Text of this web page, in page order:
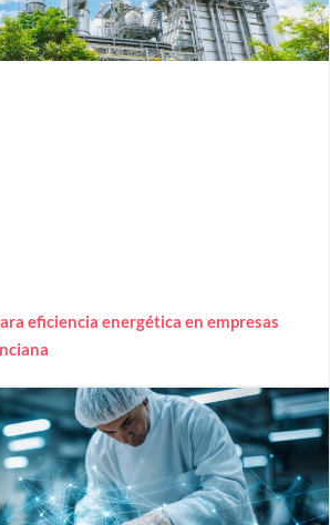
eficiencia energética en empresas